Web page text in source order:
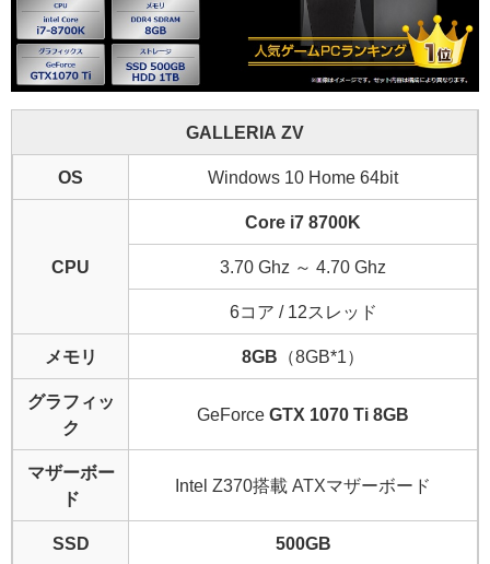
GALLERIA ZV
OS Windows 10 Home 64bit
CPU
Core i7 8700K
3.70 Ghz ～ 4.70 Ghz
6コア / 12スレッド
メモリ 8GB （8GB*1）
グラフィッ
ク
GeForce GTX 1070 Ti 8GB
マザーボー
ド
Intel Z370搭載 ATXマザーボード
SSD 500GB